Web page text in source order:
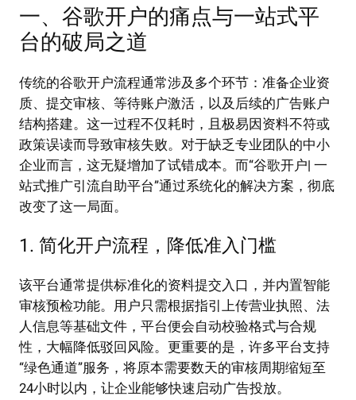
一、谷歌开户的痛点与一站式平
台的破局之道
传统的谷歌开户流程通常涉及多个环节：准备企业资
质、提交审核、等待账户激活，以及后续的广告账户
结构搭建。这一过程不仅耗时，且极易因资料不符或
政策误读而导致审核失败。对于缺乏专业团队的中小
企业而言，这无疑增加了试错成本。而“谷歌开户| 一
站式推广引流自助平台”通过系统化的解决方案，彻底
改变了这一局面。
1. 简化开户流程，降低准入门槛
该平台通常提供标准化的资料提交入口，并内置智能
审核预检功能。用户只需根据指引上传营业执照、法
人信息等基础文件，平台便会自动校验格式与合规
性，大幅降低驳回风险。更重要的是，许多平台支持
“绿色通道”服务，将原本需要数天的审核周期缩短至
24小时以内，让企业能够快速启动广告投放。